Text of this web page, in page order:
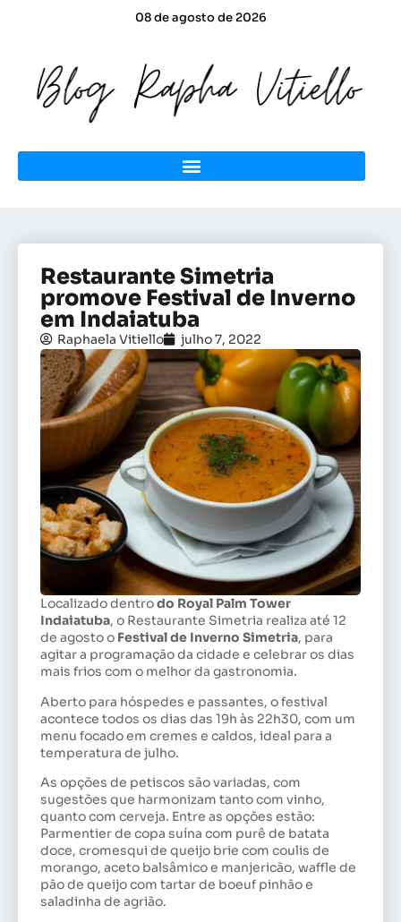
08 de agosto de 2026
Restaurante Simetria
promove Festival de Inverno
em Indaiatuba
Raphaela Vitiello julho 7, 2022
Localizado dentrodo Royal Palm Tower
Indaiatuba, o Restaurante Simetria realiza até 12
de agosto o Festival de Inverno Simetria, para
agitar a programação da cidade e celebrar os dias
mais frios com o melhor da gastronomia.
Aberto para hóspedes e passantes, o festival
acontece todos os dias das 19h às 22h30, com um
menu focado em cremes e caldos, ideal para a
temperatura de julho.
As opções de petiscos são variadas, com
sugestões que harmonizam tanto com vinho,
quanto com cerveja. Entre as opções estão:
Parmentier de copa suína com purê de batata
doce, cromesqui de queijo brie com coulis de
morango, aceto balsâmico e manjericão, waffle de
pão de queijo com tartar de boeuf pinhão e
saladinha de agrião.